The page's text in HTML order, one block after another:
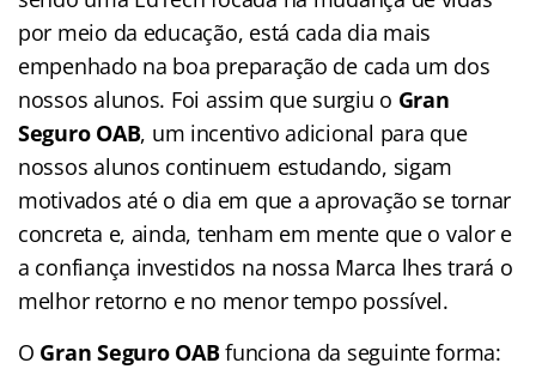
por meio da educação, está cada dia mais
empenhado na boa preparação de cada um dos
nossos alunos. Foi assim que surgiu o Gran
Seguro OAB, um incentivo adicional para que
nossos alunos continuem estudando, sigam
motivados até o dia em que a aprovação se tornar
concreta e, ainda, tenham em mente que o valor e
a confiança investidos na nossa Marca lhes trará o
melhor retorno e no menor tempo possível.
O Gran Seguro OABfunciona da seguinte forma: